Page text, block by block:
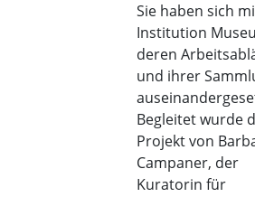
Sie haben sich
Institution
deren
und ihrer
Begleitet wurde
Projekt von
Campaner, der
Kuratorin für